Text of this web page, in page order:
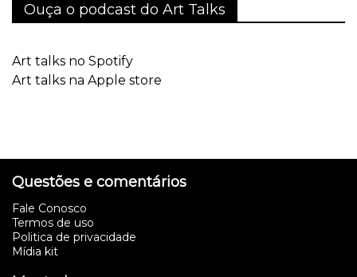
Ouça o podcast do Art Talks
Art talks no Spotify
Art talks na Apple store
Questões e comentários
Fale Conosco
Termos de uso
Politica de privacidade
Mídia kit